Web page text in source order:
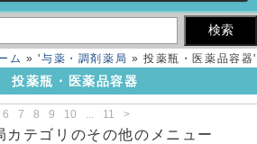
ム » '与薬・調剤薬局 » 投薬瓶・医薬品容器'
投薬瓶・医薬品容器
6 7 8 9 10 ... 11 >
カテゴリのその他のメニュー